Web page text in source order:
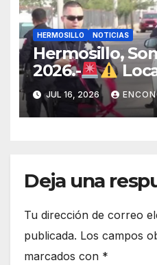
HERMOSILLO NOTICIAS
Hermosillo,
2026.-
a joven que
privado de la
Hermosillo.
JUL 16, 2026
Deja una
Tu dirección de correo
publicada. Los campos
marcados con *